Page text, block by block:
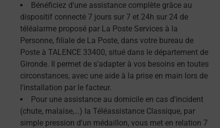
Bénéficiez d'une assistance complète grâce au
dispositif connecté 7 jours sur 7 et 24h sur 24 de
téléalarme proposé par La Poste Services à la
Personne, filiale de La Poste, dans votre bureau de
Poste à TALENCE 33400, situé dans le département de
Gironde. Il permet de s'adapter à vos besoins en toutes
circonstances, avec une aide à la prise en main lors de
l'installation par le facteur.
Pour une assistance au domicile en cas d'incident
(chute, malaise,…) la Téléassistance Classique, par
simple pression d'un médaillon, vous met en relation 7